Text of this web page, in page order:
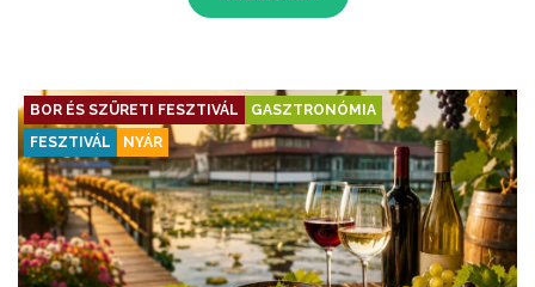
BOR ÉS SZÜRETI FESZTIVÁL
GASZTRONÓMIA
FESZTIVÁL
NYÁR